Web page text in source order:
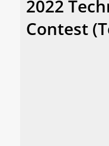
2022
Contest